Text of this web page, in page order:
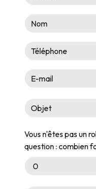
Vous n'êtes pas un
question : combien